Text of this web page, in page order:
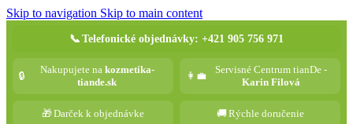
Skip to navigation Skip to main content
📞 Telefonické objednávky: +421 905 756 971
🔒
Nakupujete na kozmetika-
tiande.sk
👩‍💼
Servisné Centrum tianDe -
Karin Filová
🎁Darček k objednávke 🚚Rýchle doručenie